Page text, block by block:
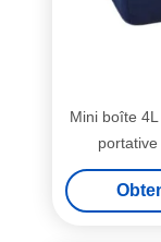
Mini boîte